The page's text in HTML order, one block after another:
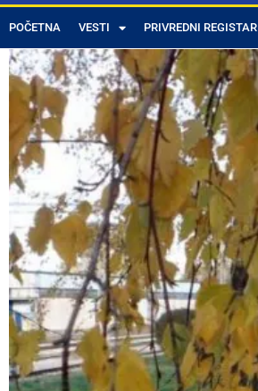
POČETNA VESTI PRIVREDNI REGISTAR